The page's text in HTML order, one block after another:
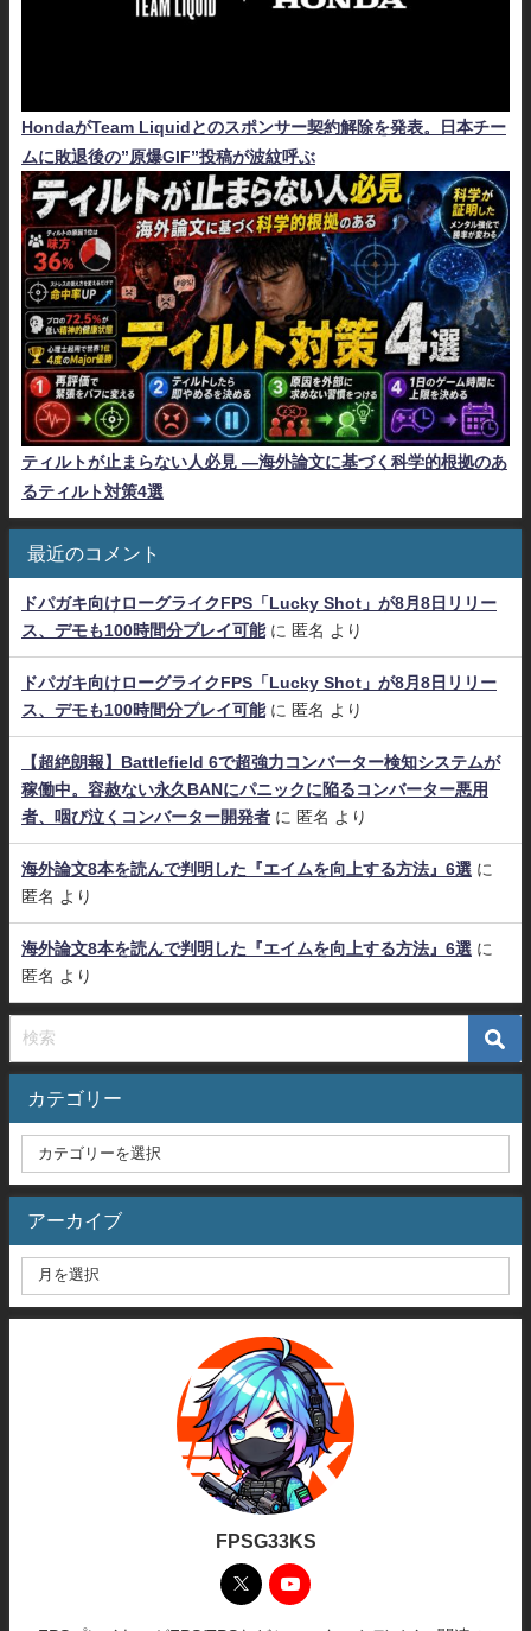
HondaがTeam Liquidとのスポンサー契約解除を発表。日本チー
ムに敗退後の”原爆GIF”投稿が波紋呼ぶ
ティルトが止まらない人必見 ―海外論文に基づく科学的根拠のあ
るティルト対策4選
最近のコメント
ドパガキ向けローグライクFPS「Lucky Shot」が8月8日リリー
ス、デモも100時間分プレイ可能に 匿名 より
ドパガキ向けローグライクFPS「Lucky Shot」が8月8日リリー
ス、デモも100時間分プレイ可能に 匿名 より
【超絶朗報】Battlefield 6で超強力コンバーター検知システムが
稼働中。容赦ない永久BANにパニックに陥るコンバーター悪用
者、咽び泣くコンバーター開発者 に 匿名 より
海外論文8本を読んで判明した『エイムを向上する方法』6選 に
匿名 より
海外論文8本を読んで判明した『エイムを向上する方法』6選 に
匿名 より
カテゴリー
アーカイブ
FPSG33KS